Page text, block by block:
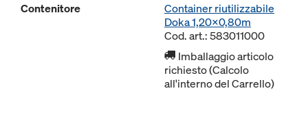
Contenitore
Container riutilizzabile
Doka 1,20x0,80m
Cod. art.: 583011000
Imballaggio articolo
richiesto (Calcolo
all'interno del Carrello)